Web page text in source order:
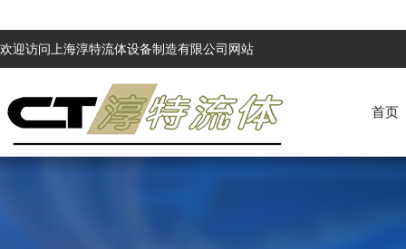
欢迎访问上海淳特流体设备制造有限公司网站
首页